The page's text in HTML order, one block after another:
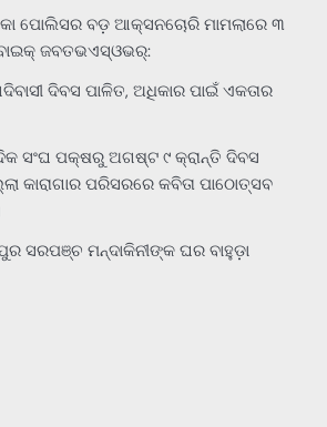
ପୋଲିସର ବଡ଼ ଆକ୍ସନଚୋରି ମାମଲାରେ ୩
ଜବତଭଏସ୍‌ଓଭର୍:
ଦିବସ ପାଳିତ, ଅଧିକାର ପାଇଁ ଏକତାର
ସଂଘ ପକ୍ଷରୁ ଅଗଷ୍ଟ ୯ କ୍ରାନ୍ତି ଦିବସ
କାରାଗାର ପରିସରରେ କବିତା ପାଠୋତ୍ସବ
ସରପଞ୍ଚ ମନ୍ଦାକିନୀଙ୍କ ଘର ବାହୁଡ଼ା